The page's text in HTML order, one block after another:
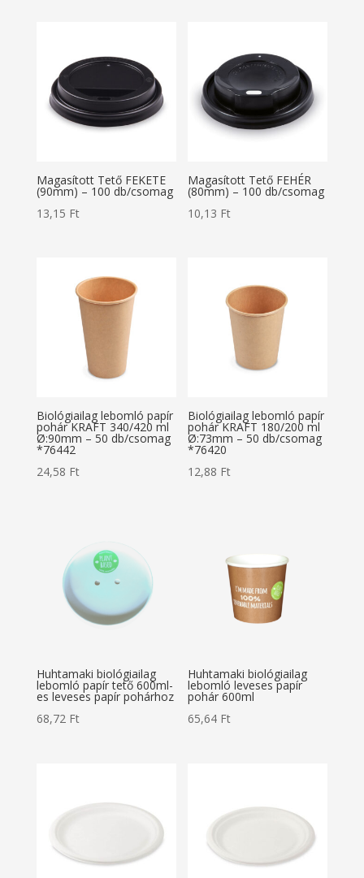
Magasított Tető FEKETE
(90mm) – 100 db/csomag
13,15 Ft
Magasított Tető FEHÉR
(80mm) – 100 db/csomag
10,13 Ft
Biológiailag lebomló papír
pohár KRAFT 340/420 ml
Ø:90mm – 50 db/csomag
*76442
24,58 Ft
Biológiailag lebomló papír
pohár KRAFT 180/200 ml
Ø:73mm – 50 db/csomag
*76420
12,88 Ft
Huhtamaki biológiailag
lebomló papír tető 600ml-
es leveses papír pohárhoz
68,72 Ft
Huhtamaki biológiailag
lebomló leveses papír
pohár 600ml
65,64 Ft